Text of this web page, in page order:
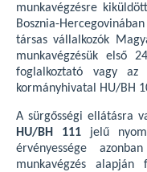
munkavégzésre
Bosznia-
társas vállalkozók
munkavégzésük első
foglalkoztató vagy az
kormányhivatal HU/BH
A sürgősségi ellátásra
HU/BH 111 jelű
érvényessége
munkavégzés